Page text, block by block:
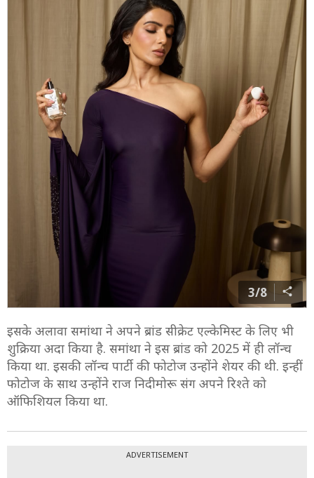
3/8
इसके अलावा समांथा ने अपने ब्रांड सीक्रेट एल्केमिस्ट के लिए भी
शुक्रिया अदा किया है. समांथा ने इस ब्रांड को 2025 में ही लॉन्च
किया था. इसकी लॉन्च पार्टी की फोटोज उन्होंने शेयर की थी. इन्हीं
फोटोज के साथ उन्होंने राज निदीमोरू संग अपने रिश्ते को
ऑफिशियल किया था.
ADVERTISEMENT